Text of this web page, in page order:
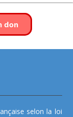
don
selon la loi